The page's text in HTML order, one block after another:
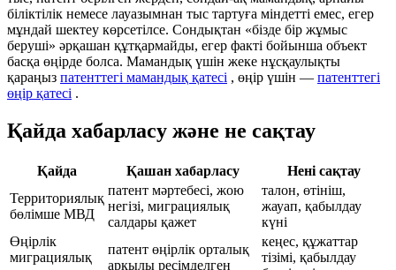
біліктілік немесе лауазымнан тыс тартуға міндетті емес, егер
мұндай шектеу көрсетілсе. Сондықтан «бізде бір жұмыс
беруші» әрқашан құтқармайды, егер факті бойынша объект
басқа өңірде болса. Мамандық үшін жеке нұсқаулықты
қараңыз патенттегі мамандық қатесі , өңір үшін — патенттегі
өңір қатесі .
Қайда хабарласу және не сақтау
Қайда Қашан хабарласу
Нені сақтау
Территориялық
бөлімше МВД
патент мәртебесі, жою
негізі, миграциялық
салдары қажет
талон, өтініш,
жауап, қабылдау
күні
Өңірлік
миграциялық
патент өңірлік орталық
арқылы ресімделген
кеңес, құжаттар
тізімі, қабылдау